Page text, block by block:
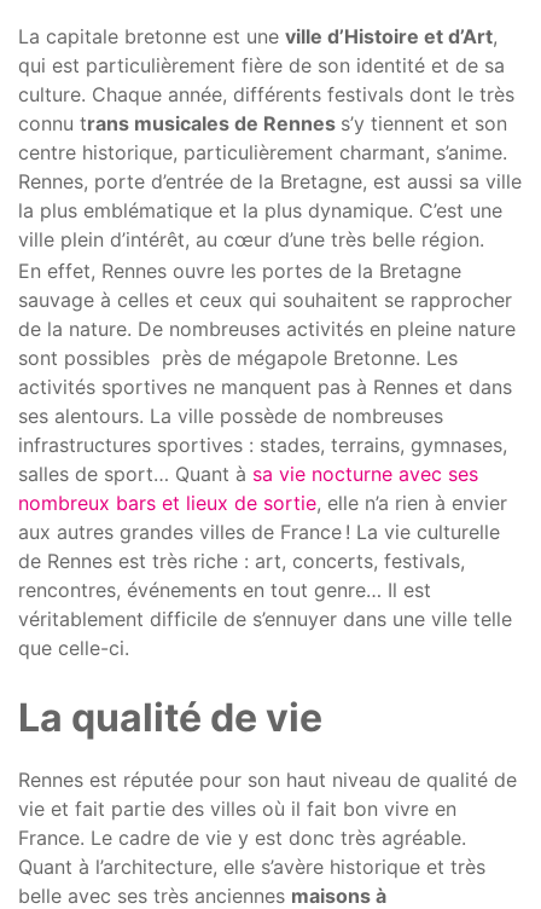
La capitale bretonne est une ville d’Histoire et d’Art,
qui est particulièrement fière de son identité et de sa
culture. Chaque année, différents festivals dont le très
connu trans musicales de Rennes s’y tiennent et son
centre historique, particulièrement charmant, s’anime.
Rennes, porte d’entrée de la Bretagne, est aussi sa ville
la plus emblématique et la plus dynamique. C’est une
ville plein d’intérêt, au cœur d’une très belle région.
En effet, Rennes ouvre les portes de la Bretagne
sauvage à celles et ceux qui souhaitent se rapprocher
de la nature. De nombreuses activités en pleine nature
sont possibles près de mégapole Bretonne. Les
activités sportives ne manquent pas à Rennes et dans
ses alentours. La ville possède de nombreuses
infrastructures sportives : stades, terrains, gymnases,
salles de sport… Quant à sa vie nocturne avec ses
nombreux bars et lieux de sortie, elle n’a rien à envier
aux autres grandes villes de France ! La vie culturelle
de Rennes est très riche : art, concerts, festivals,
rencontres, événements en tout genre… Il est
véritablement difficile de s’ennuyer dans une ville telle
que celle-ci.
La qualité de vie
Rennes est réputée pour son haut niveau de qualité de
vie et fait partie des villes où il fait bon vivre en
France. Le cadre de vie y est donc très agréable.
Quant à l’architecture, elle s’avère historique et très
belle avec ses très anciennes maisons à